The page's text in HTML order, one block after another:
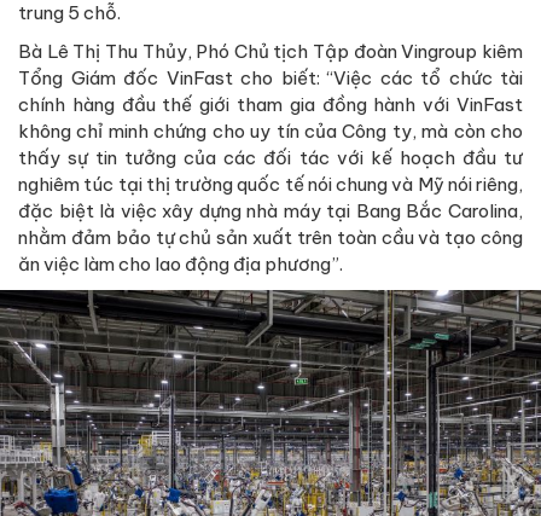
trung 5 chỗ.
Bà Lê Thị Thu Thủy, Phó Chủ tịch Tập đoàn Vingroup kiêm
Tổng Giám đốc VinFast cho biết: “Việc các tổ chức tài
chính hàng đầu thế giới tham gia đồng hành với VinFast
không chỉ minh chứng cho uy tín của Công ty, mà còn cho
thấy sự tin tưởng của các đối tác với kế hoạch đầu tư
nghiêm túc tại thị trường quốc tế nói chung và Mỹ nói riêng,
đặc biệt là việc xây dựng nhà máy tại Bang Bắc Carolina,
nhằm đảm bảo tự chủ sản xuất trên toàn cầu và tạo công
ăn việc làm cho lao động địa phương”.